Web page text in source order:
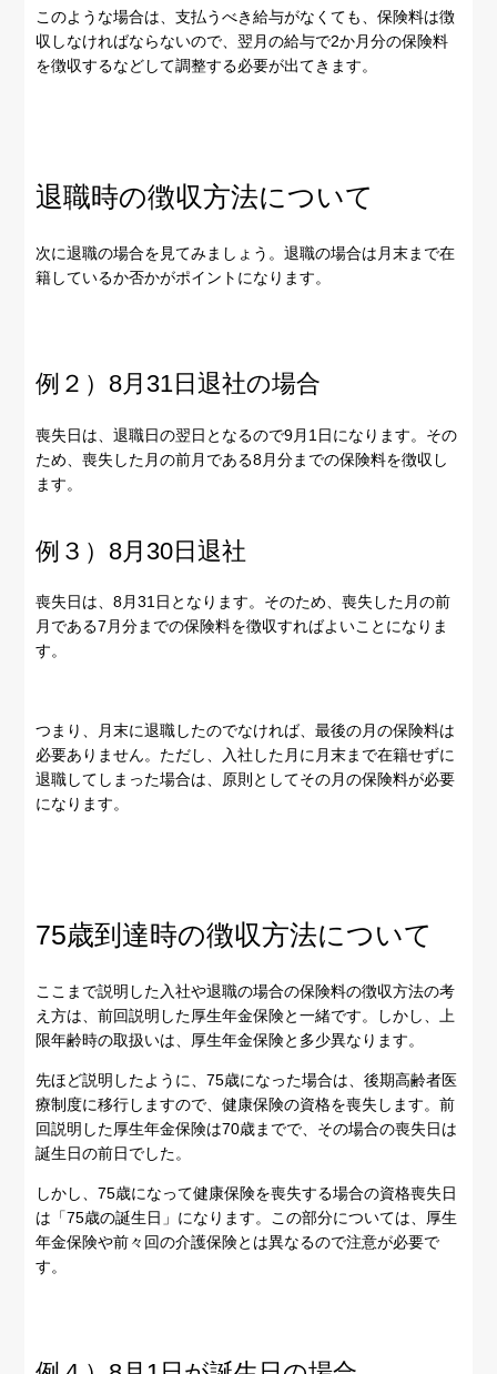
このような場合は、支払うべき給与がなくても、保険料は徴
収しなければならないので、翌月の給与で2か月分の保険料
を徴収するなどして調整する必要が出てきます。
退職時の徴収方法について
次に退職の場合を見てみましょう。退職の場合は月末まで在
籍しているか否かがポイントになります。
例２）8月31日退社の場合
喪失日は、退職日の翌日となるので9月1日になります。その
ため、喪失した月の前月である8月分までの保険料を徴収し
ます。
例３）8月30日退社
喪失日は、8月31日となります。そのため、喪失した月の前
月である7月分までの保険料を徴収すればよいことになりま
す。
つまり、月末に退職したのでなければ、最後の月の保険料は
必要ありません。ただし、入社した月に月末まで在籍せずに
退職してしまった場合は、原則としてその月の保険料が必要
になります。
75歳到達時の徴収方法について
ここまで説明した入社や退職の場合の保険料の徴収方法の考
え方は、前回説明した厚生年金保険と一緒です。しかし、上
限年齢時の取扱いは、厚生年金保険と多少異なります。
先ほど説明したように、75歳になった場合は、後期高齢者医
療制度に移行しますので、健康保険の資格を喪失します。前
回説明した厚生年金保険は70歳までで、その場合の喪失日は
誕生日の前日でした。
しかし、75歳になって健康保険を喪失する場合の資格喪失日
は「75歳の誕生日」になります。この部分については、厚生
年金保険や前々回の介護保険とは異なるので注意が必要で
す。